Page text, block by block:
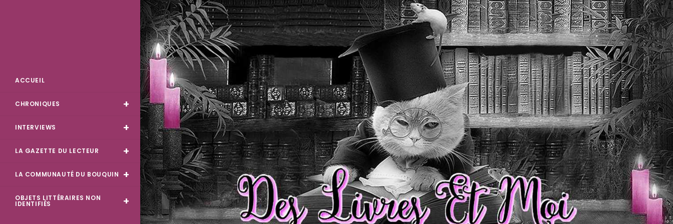
Skip
to
content
ACCUEIL
CHRONIQUES
INTERVIEWS
LA GAZETTE DU LECTEUR
LA COMMUNAUTÉ DU BOUQUIN
OBJETS LITTÉRAIRES NON
IDENTIFIÉS